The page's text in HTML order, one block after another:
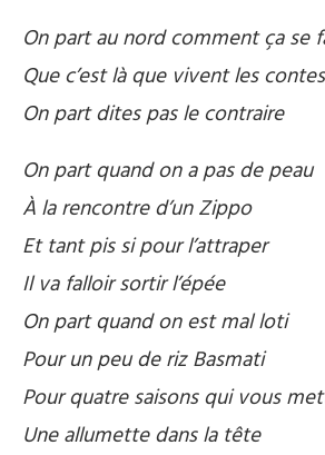
On part au nord comment ça se
Que c’est là que vivent les
On part dites pas le contraire
On part quand on a pas de peau
À la rencontre d’un Zippo
Et tant pis si pour l’attraper
Il va falloir sortir l’épée
On part quand on est mal loti
Pour un peu de riz Basmati
Pour quatre saisons qui vous
Une allumette dans la tête